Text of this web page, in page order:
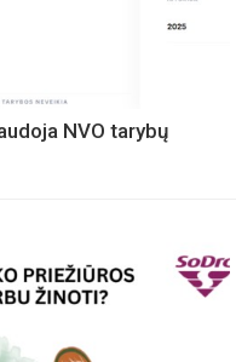
NVO tarybų